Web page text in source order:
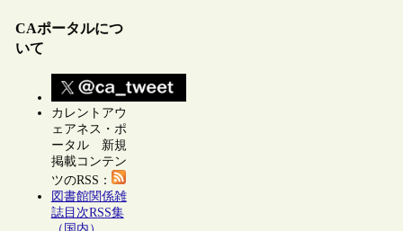
CAポータルにつ
いて
カレントアウ
ェアネス・ポ
ータル 新規
掲載コンテン
ツのRSS：
図書館関係雑
誌目次RSS集